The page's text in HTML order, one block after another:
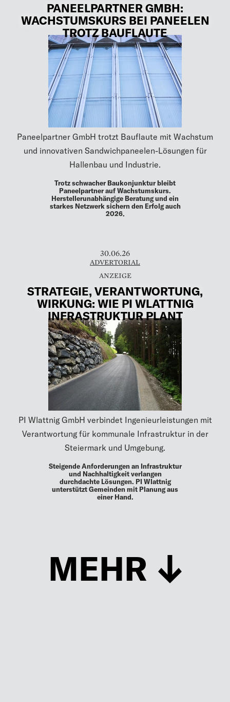
PANEELPARTNER GMBH:
WACHSTUMSKURS BEI PANEELEN
TROTZ BAUFLAUTE
Paneelpartner GmbH trotzt Bauflaute mit Wachstum
und innovativen Sandwichpaneelen-Lösungen für
Hallenbau und Industrie.
Trotz schwacher Baukonjunktur bleibt
Paneelpartner auf Wachstumskurs.
Herstellerunabhängige Beratung und ein
starkes Netzwerk sichern den Erfolg auch
2026.
30.06.26
ADVERTORIAL
STRATEGIE, VERANTWORTUNG,
WIRKUNG: WIE PI WLATTNIG
INFRASTRUKTUR PLANT
PI Wlattnig GmbH verbindet Ingenieurleistungen mit
Verantwortung für kommunale Infrastruktur in der
Steiermark und Umgebung.
Steigende Anforderungen an Infrastruktur
und Nachhaltigkeit verlangen
durchdachte Lösungen. PI Wlattnig
unterstützt Gemeinden mit Planung aus
einer Hand.
MEHR